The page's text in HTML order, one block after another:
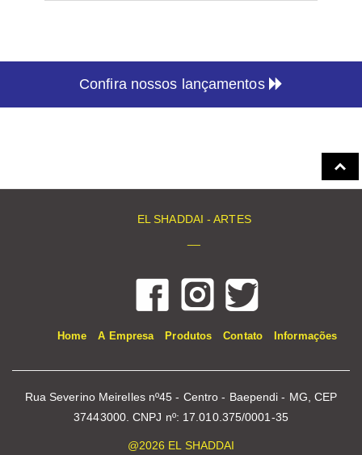
Confira nossos lançamentos
EL SHADDAI - ARTES
Home A Empresa Produtos Contato Informações
Rua Severino Meirelles nº45 - Centro - Baependi - MG, CEP
37443000. CNPJ nº: 17.010.375/0001-35
@2026 EL SHADDAI